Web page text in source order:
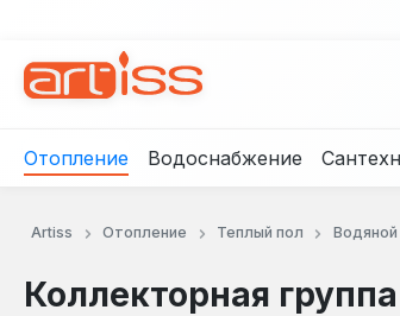
Отопление Водоснабжение
Artiss Отопление Теплый пол
Коллекторная